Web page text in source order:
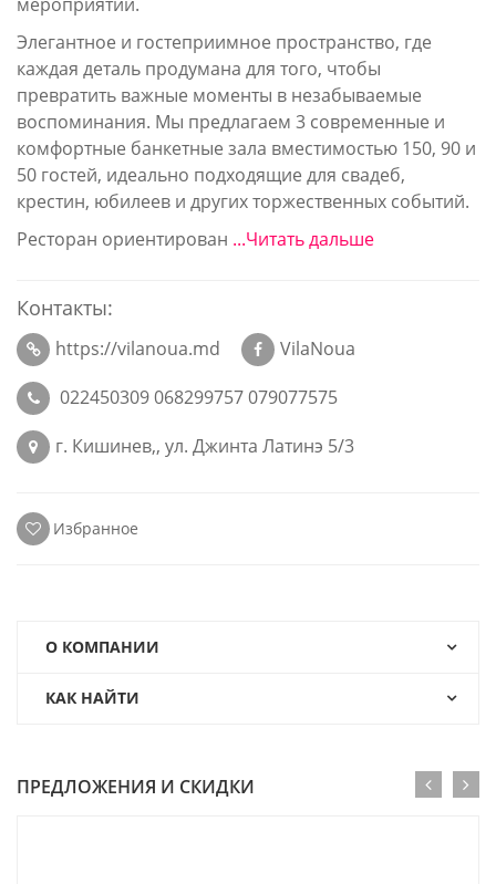
Элегантное и гостеприимное пространство, где
каждая деталь продумана для того, чтобы
превратить важные моменты в незабываемые
воспоминания. Мы предлагаем 3 современные и
комфортные банкетные зала вместимостью 150, 90 и
50 гостей, идеально подходящие для свадеб,
крестин, юбилеев и других торжественных событий.
Ресторан ориентирован ...Читать дальше
Контакты:
https://vilanoua.md
VilaNoua
022450309 068299757 079077575
г. Кишинев,, ул. Джинта Латинэ 5/3
Избранное
О КОМПАНИИ
КАК НАЙТИ
ПРЕДЛОЖЕНИЯ И СКИДКИ